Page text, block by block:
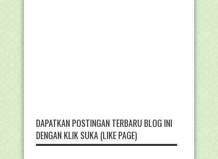
DAPATKAN POSTINGAN TERBARU BLOG INI
DENGAN KLIK SUKA (LIKE PAGE)